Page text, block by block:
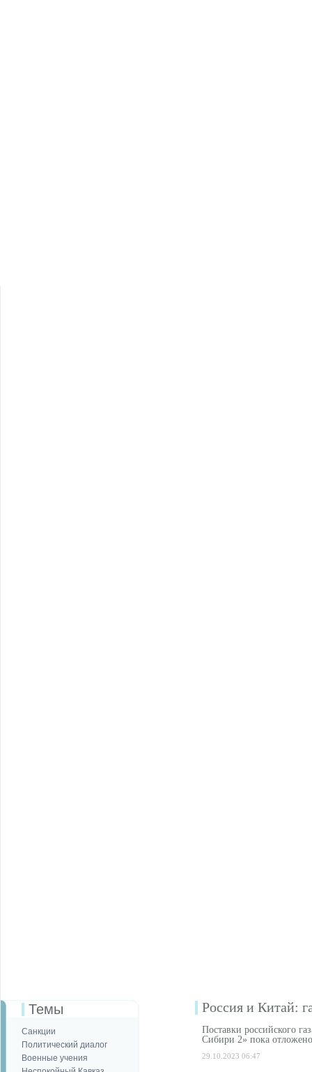
Темы
Санкции
Политический диалог
Военные учения
Россия и Китай:
Поставки российского
Сибири 2» пока отложено
29.10.2023 06:47